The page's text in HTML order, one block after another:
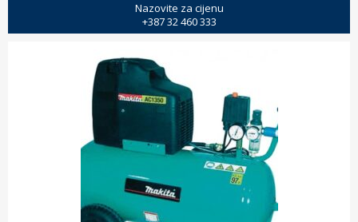
Nazovite za cijenu
+387 32 460 333